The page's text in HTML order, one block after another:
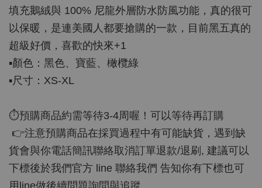
填充鵝絨與 100% 尼龍外層防水防風功能，真的很可
以保暖，是連美國人都要搶購的一款，目前黑五真的
超級好價，喜歡的快來+1
▪️顏色：黑色、寶藍、橄欖綠
▪️尺寸：XS-XL
⏱預購商品約需等待3-4周喔！可以等待再訂購
👉注意預購商品在採買過程中有可能缺貨，遇到缺
貨會與你電話簡訊聯絡取消訂單退款/退刷, 建議可以
下標後於我們官方 line 聯絡我們 告知你有下標也可